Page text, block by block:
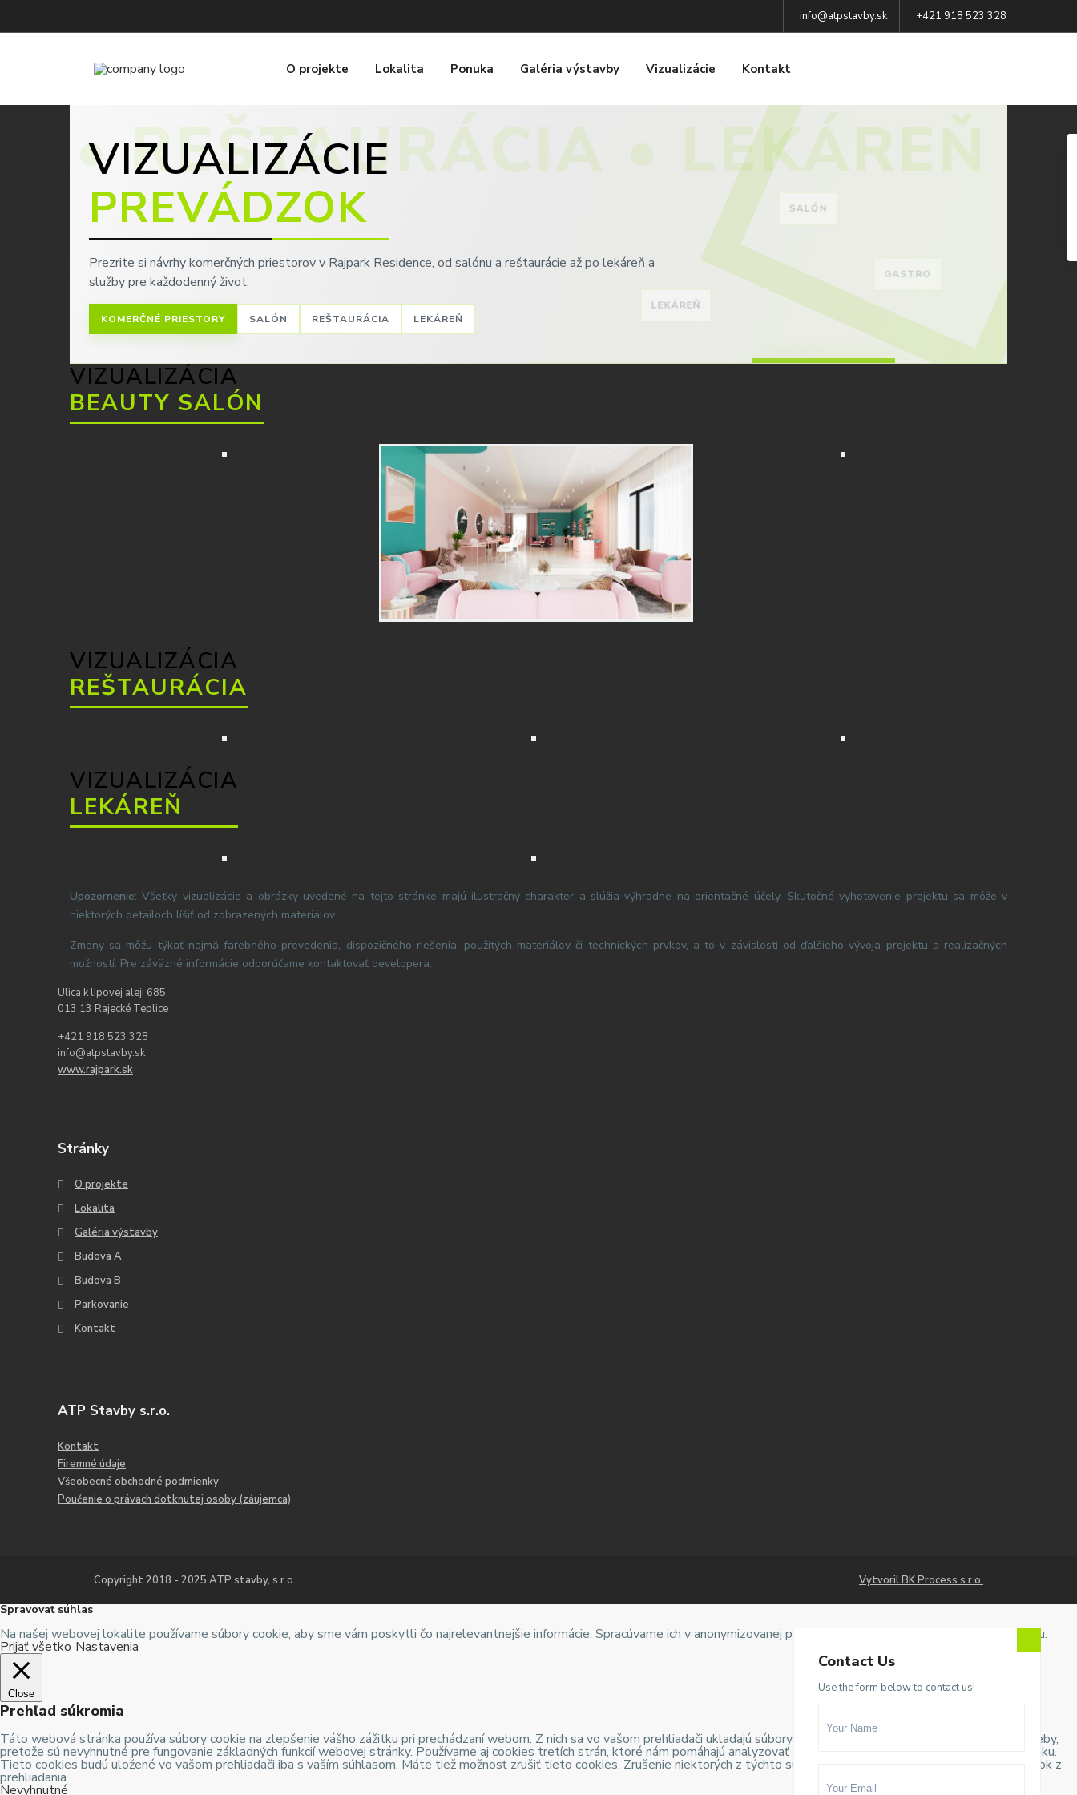
info@atpstavby.sk +421 918 523 328
O projekte Lokalita Ponuka Galéria výstavby Vizualizácie Kontakt
• REŠTAURÁCIA • LEKÁREŇ
SALÓN
GASTRO
LEKÁREŇ
VIZUALIZÁCIE
PREVÁDZOK
Prezrite si návrhy komerčných priestorov v Rajpark Residence, od salónu a reštaurácie až po lekáreň a
služby pre každodenný život.
KOMERČNÉ PRIESTORY SALÓN REŠTAURÁCIA LEKÁREŇ
VIZUALIZÁCIA
BEAUTY SALÓN
VIZUALIZÁCIA
REŠTAURÁCIA
VIZUALIZÁCIA
LEKÁREŇ
Upozornenie: Všetky vizualizácie a obrázky uvedené na tejto stránke majú ilustračný charakter a slúžia výhradne na orientačné účely. Skutočné vyhotovenie projektu sa môže v
niektorých detailoch líšiť od zobrazených materiálov.
Zmeny sa môžu týkať najmä farebného prevedenia, dispozičného riešenia, použitých materiálov či technických prvkov, a to v závislosti od ďalšieho vývoja projektu a realizačných
možností. Pre záväzné informácie odporúčame kontaktovať developera.
Ulica k lipovej aleji 685
013 13 Rajecké Teplice
+421 918 523 328
info@atpstavby.sk
www.rajpark.sk
Stránky
O projekte
Lokalita
Galéria výstavby
Budova A
Budova B
Parkovanie
Kontakt
ATP Stavby s.r.o.
Kontakt
Firemné údaje
Všeobecné obchodné podmienky
Poučenie o právach dotknutej osoby (záujemca)
Copyright 2018 - 2025 ATP stavby, s.r.o. Vytvoril BK Process s.r.o.
Contact Us
Use the form below to contact us!
Spravovať súhlas
Na našej webovej lokalite používame súbory cookie, aby sme vám poskytli čo najrelevantnejšie informácie. Spracúvame ich v anonymizovanej podobe a pomáhajú pri zlepšovaní nášho webu.
Prijať všetko Nastavenia
Close
Prehľad súkromia
Táto webová stránka používa súbory cookie na zlepšenie vášho zážitku pri prechádzaní webom. Z nich sa vo vašom prehliadači ukladajú súbory cookie, ktoré sú kategorizované podľa potreby,
pretože sú nevyhnutné pre fungovanie základných funkcií webovej stránky. Používame aj cookies tretích strán, ktoré nám pomáhajú analyzovať a pochopiť, ako používate túto webovú stránku.
Tieto cookies budú uložené vo vašom prehliadači iba s vaším súhlasom. Máte tiež možnosť zrušiť tieto cookies. Zrušenie niektorých z týchto súborov cookie však môže ovplyvniť váš zážitok z
prehliadania.
Nevyhnutné